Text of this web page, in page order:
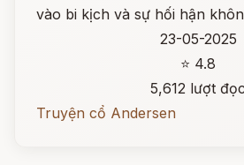
vào bi kịch và sự hối hận
23-05-2025
⭐ 4.8
5,612 lượt đọc
Truyện cổ Andersen